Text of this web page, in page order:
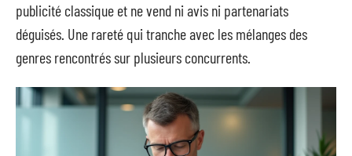
publicité classique et ne vend ni avis ni partenariats
déguisés. Une rareté qui tranche avec les mélanges des
genres rencontrés sur plusieurs concurrents.